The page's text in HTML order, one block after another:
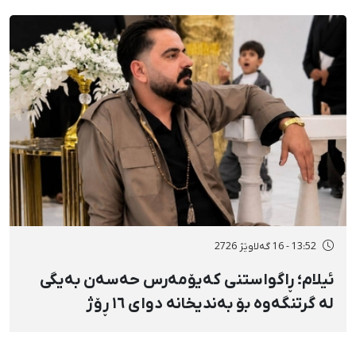
13:52 - 16 گەلاوێژ 2726
ئیلام؛ ڕاگواستنی کەیۆمەرس حەسەن بەیگی
لە گرتنگەوە بۆ بەندیخانە دوای ١٦ ڕۆژ